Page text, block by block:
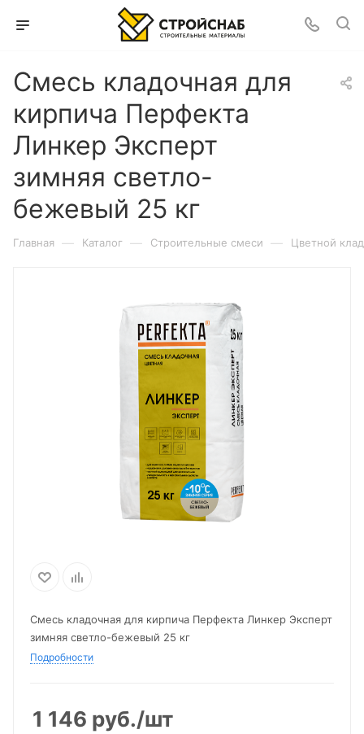
Смесь кладочная для
кирпича Перфекта
Линкер Эксперт
зимняя светло-
бежевый 25 кг
Главная — Каталог — Строительные смеси — Цветной
Смесь кладочная для кирпича Перфекта Линкер Эксперт
зимняя светло-бежевый 25 кг
Подробности
1 146 руб./шт